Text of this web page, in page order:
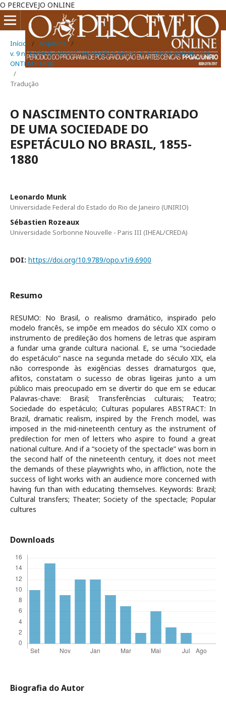
O PERCEVEJO ONLINE
Início / Arquivos
/
v. 9 n. 1 (2017): DOSSIÊ: VARIAÇÕES SOBRE O TEATRO BRASILEIRO,
ONTEM E HOJE
/
Tradução
O NASCIMENTO CONTRARIADO
DE UMA SOCIEDADE DO
ESPETÁCULO NO BRASIL, 1855-
1880
Leonardo Munk
Universidade Federal do Estado do Rio de Janeiro (UNIRIO)
Sébastien Rozeaux
Universidade Sorbonne Nouvelle - Paris III (IHEAL/CREDA)
DOI: https://doi.org/10.9789/opo.v1i9.6900
Resumo
RESUMO: No Brasil, o realismo dramático, inspirado pelo
modelo francês, se impõe em meados do século XIX como o
instrumento de predileção dos homens de letras que aspiram
a fundar uma grande cultura nacional. E, se uma “sociedade
do espetáculo” nasce na segunda metade do século XIX, ela
não corresponde às exigências desses dramaturgos que,
aflitos, constatam o sucesso de obras ligeiras junto a um
público mais preocupado em se divertir do que em se educar.
Palavras-chave: Brasil; Transferências culturais; Teatro;
Sociedade do espetáculo; Culturas populares ABSTRACT: In
Brazil, dramatic realism, inspired by the French model, was
imposed in the mid-nineteenth century as the instrument of
predilection for men of letters who aspire to found a great
national culture. And if a “society of the spectacle” was born in
the second half of the nineteenth century, it does not meet
the demands of these playwrights who, in affliction, note the
success of light works with an audience more concerned with
having fun than with educating themselves. Keywords: Brazil;
Cultural transfers; Theater; Society of the spectacle; Popular
cultures
Downloads
Biografia do Autor